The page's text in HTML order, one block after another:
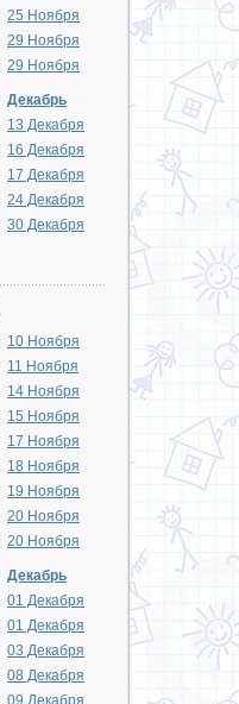
25 Ноября
29 Ноября
29 Ноября
Декабрь
13 Декабря
16 Декабря
17 Декабря
24 Декабря
30 Декабря
10 Ноября
11 Ноября
14 Ноября
15 Ноября
17 Ноября
18 Ноября
19 Ноября
20 Ноября
20 Ноября
Декабрь
01 Декабря
01 Декабря
03 Декабря
08 Декабря
09 Декабря